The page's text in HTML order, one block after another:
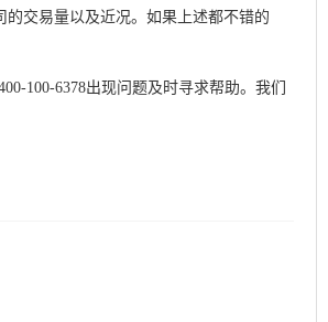
交易量以及近况。如果上述都不错的
100-6378出现问题及时寻求帮助。我们